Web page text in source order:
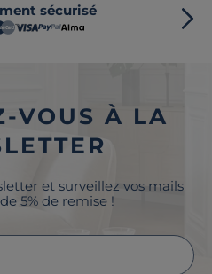
sécurisé
VOUS À LA
et surveillez vos mails
5% de remise !